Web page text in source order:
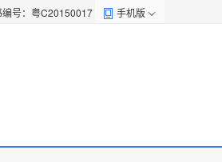
号：粤C20150017 手机版